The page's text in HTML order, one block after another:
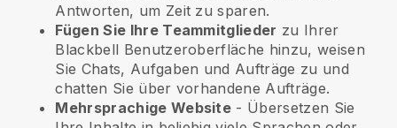
Antworten, um Zeit zu sparen.
Fügen Sie Ihre Teammitglieder zu Ihrer
Blackbell Benutzeroberfläche hinzu, weisen
Sie Chats, Aufgaben und Aufträge zu und
chatten Sie über vorhandene Aufträge.
Mehrsprachige Website - Übersetzen Sie